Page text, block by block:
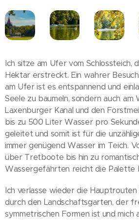
Ich sitze am Ufer vom Schlossteich,
Hektar erstreckt. Ein wahrer
am Ufer ist es entspannend und
Seele zu baumeln, sondern auch am
Laxenburger Kanal und den
bis zu 500 Liter Wasser pro
geleitet und somit ist für die
immer genügend Wasser im Teich.
über Tretboote bis hin zu
Wassergefährten reicht die Palette
Ich verlasse wieder die
durch den Landschaftsgarten, der
symmetrischen Formen ist und mich